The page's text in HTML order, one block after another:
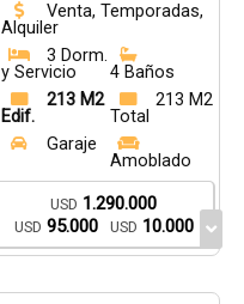
Venta, Temporadas,
Alquiler
3 Dorm.
y Servicio
4 Baños
213 M2
Edif.
213 M2
Total
Garaje
Amoblado
USD 1.290.000
USD 95.000 USD 10.000